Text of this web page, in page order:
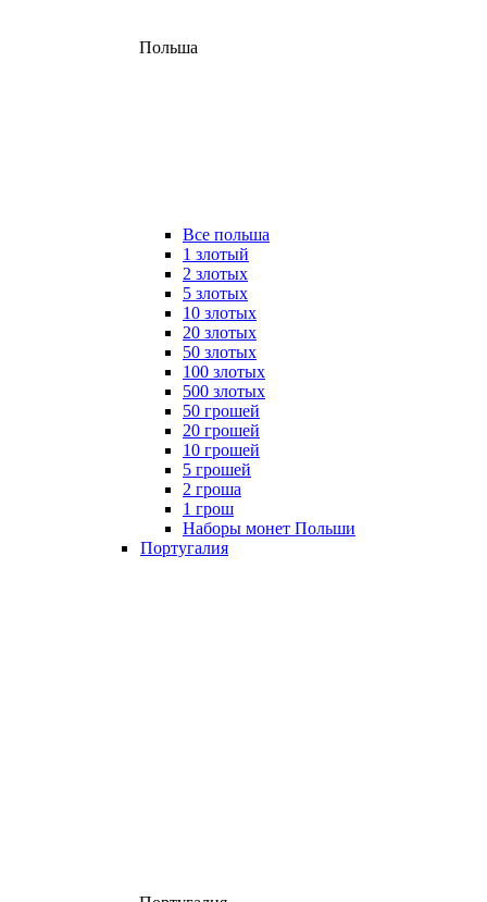
Польша
Все польша
1 злотый
2 злотых
5 злотых
10 злотых
20 злотых
50 злотых
100 злотых
500 злотых
50 грошей
20 грошей
10 грошей
5 грошей
2 гроша
1 грош
Наборы монет Польши
Португалия